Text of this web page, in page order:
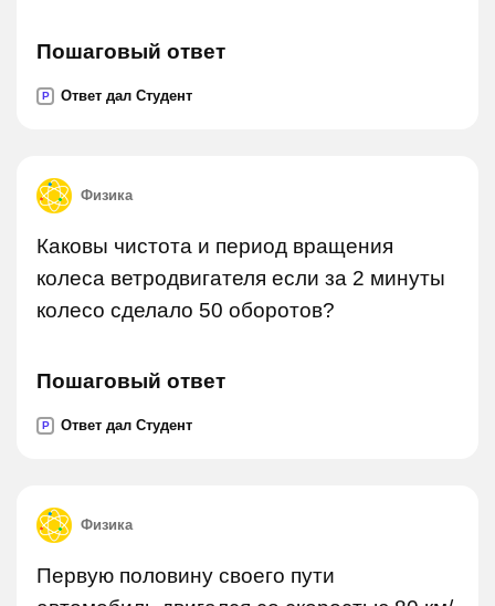
Пошаговый ответ
P Ответ дал Студент
Физика
Каковы чистота и период вращения
колеса ветродвигателя если за 2 минуты
колесо сделало 50 оборотов?
Пошаговый ответ
P Ответ дал Студент
Физика
Первую половину своего пути